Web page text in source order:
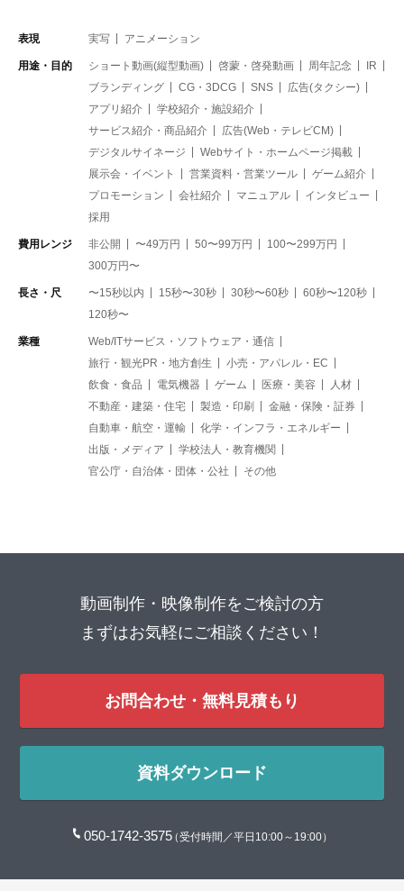
表現 実写 アニメーション
用途・目的 ショート動画(縦型動画) 啓蒙・啓発動画 周年記念
IR
ブランディング
CG・3DCG SNS
広告(タクシー)
アプリ紹介
学校紹介・施設紹介
サービス紹介・商品紹介
広告(Web・テレビCM)
デジタルサイネージ
Webサイト・ホームページ掲載
展示会・イベント
営業資料・営業ツール
ゲーム紹介
プロモーション
会社紹介 マニュアル
インタビュー
採用
費用レンジ 非公開 〜49万円 50〜99万円
100〜299万円
300万円〜
長さ・尺 〜15秒以内 15秒〜30秒 30秒〜60秒
60秒〜120秒
120秒〜
業種
Web/ITサービス・ソフトウェア・通信
旅行・観光PR・地方創生
小売・アパレル・EC
飲食・食品
電気機器 ゲーム 医療・美容
人材
不動産・建築・住宅
製造・印刷
金融・保険・証券
自動車・航空・運輸
化学・インフラ・エネルギー
出版・メディア
学校法人・教育機関
官公庁・自治体・団体・公社
その他
動画制作・映像制作をご検討の方
まずはお気軽にご相談ください！
お問合わせ・無料見積もり
資料ダウンロード
050-1742-3575（受付時間／平日10:00～19:00）